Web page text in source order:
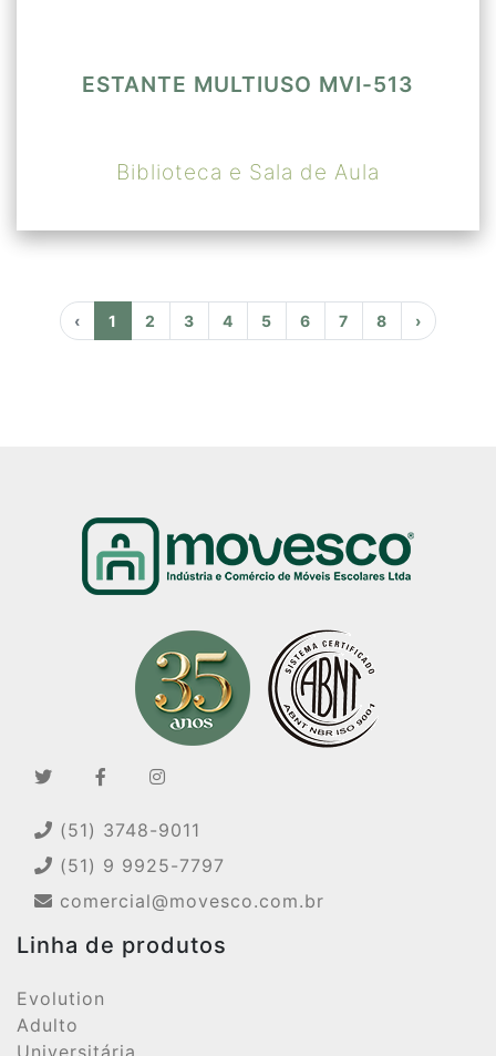
ESTANTE MULTIUSO MVI-513
Biblioteca e Sala de Aula
‹ 1 2 3 4 5 6 7 8 ›
(51) 3748-9011
(51) 9 9925-7797
comercial@movesco.com.br
Linha de produtos
Evolution
Adulto
Universitária